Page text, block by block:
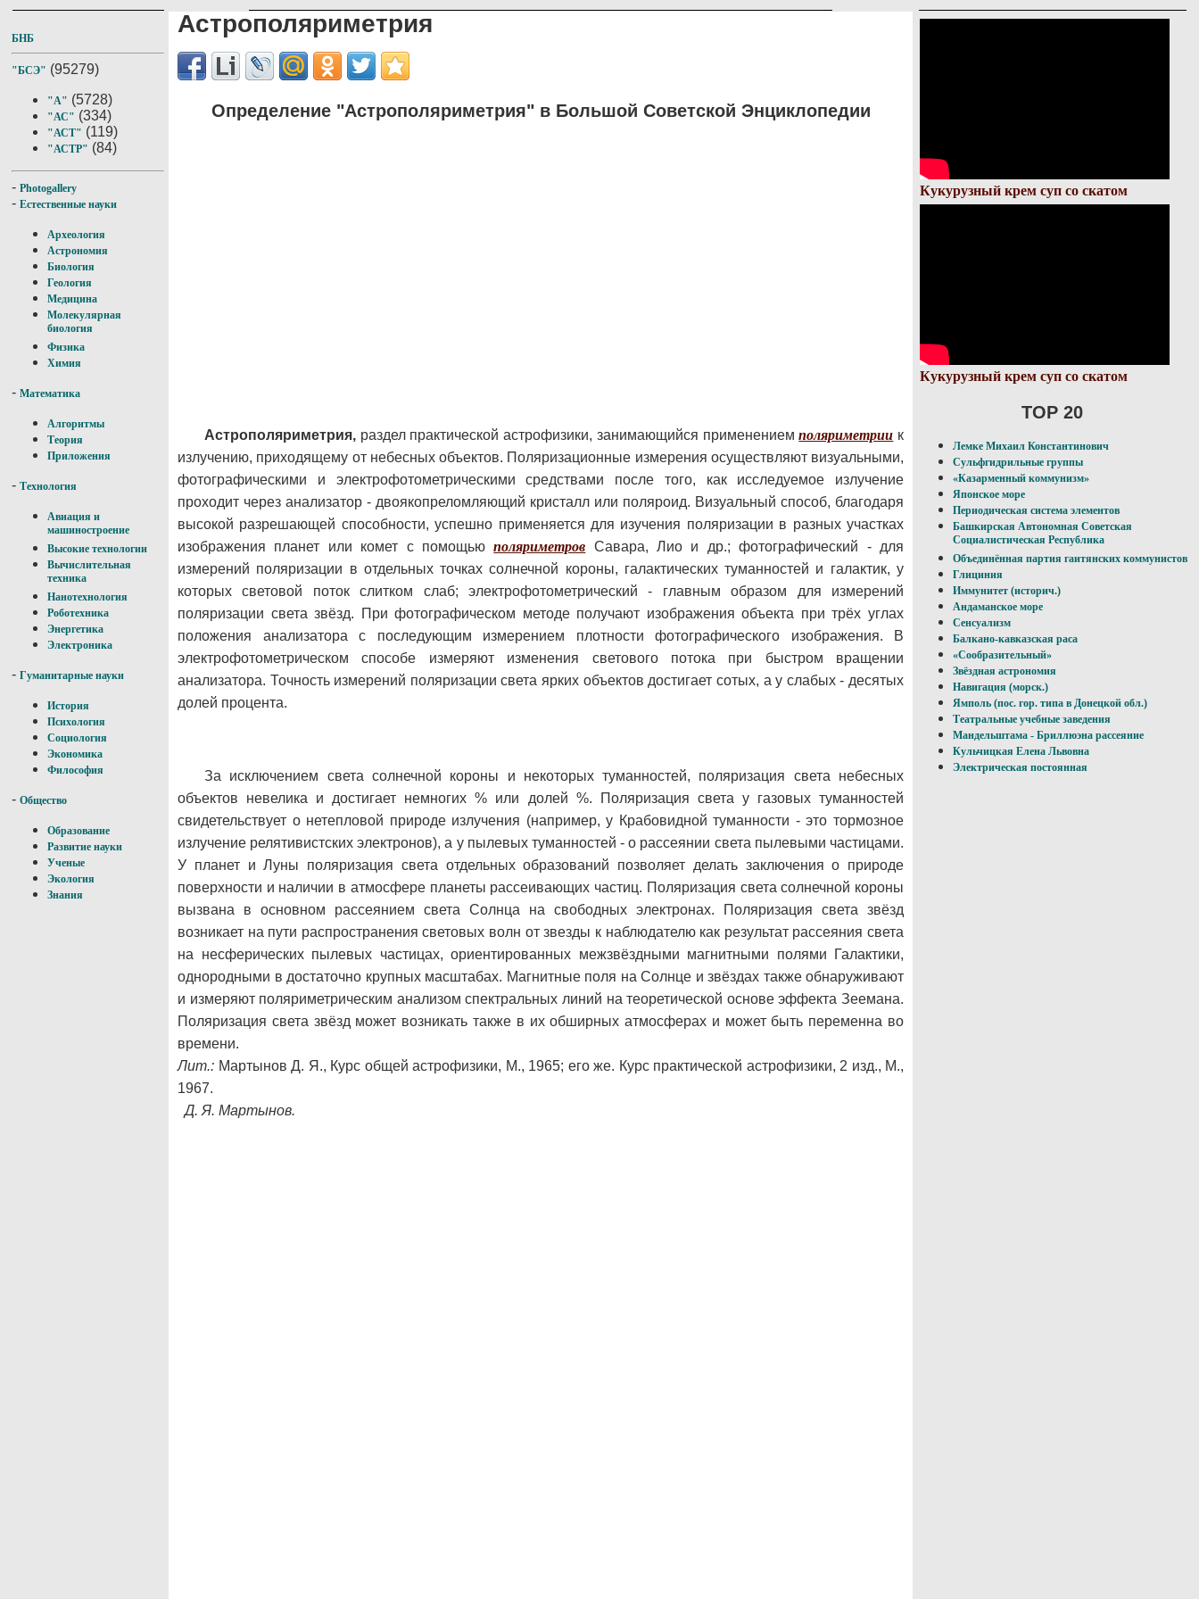
БНБ
"БСЭ" (95279)
"А" (5728)
"АС" (334)
"АСТ" (119)
"АСТР" (84)
- Photogallery
- Естественные науки
Археология
Астрономия
Биология
Геология
Медицина
Молекулярная
биология
Физика
Химия
- Математика
Алгоритмы
Теория
Приложения
- Технология
Авиация и
машиностроение
Высокие технологии
Вычислительная
техника
Нанотехнология
Роботехника
Энергетика
Электроника
- Гуманитарные науки
История
Психология
Социология
Экономика
Философия
- Общество
Образование
Развитие науки
Ученые
Экология
Знания
Астрополяриметрия
Определение "Астрополяриметрия" в Большой Советской Энциклопедии
Астрополяриметрия, раздел практической астрофизики, занимающийся применениемполяриметрии к
излучению, приходящему от небесных объектов. Поляризационные измерения осуществляют визуальными,
фотографическими и электрофотометрическими средствами после того, как исследуемое излучение
проходит через анализатор - двоякопреломляющий кристалл или поляроид. Визуальный способ, благодаря
высокой разрешающей способности, успешно применяется для изучения поляризации в разных участках
изображения планет или комет с помощьюполяриметров Савара, Лио и др.; фотографический - для
измерений поляризации в отдельных точках солнечной короны, галактических туманностей и галактик, у
которых световой поток слитком слаб; электрофотометрический - главным образом для измерений
поляризации света звёзд. При фотографическом методе получают изображения объекта при трёх углах
положения анализатора с последующим измерением плотности фотографического изображения. В
электрофотометрическом способе измеряют изменения светового потока при быстром вращении
анализатора. Точность измерений поляризации света ярких объектов достигает сотых, а у слабых - десятых
долей процента.
За исключением света солнечной короны и некоторых туманностей, поляризация света небесных
объектов невелика и достигает немногих % или долей %. Поляризация света у газовых туманностей
свидетельствует о нетепловой природе излучения (например, у Крабовидной туманности - это тормозное
излучение релятивистских электронов), а у пылевых туманностей - о рассеянии света пылевыми частицами.
У планет и Луны поляризация света отдельных образований позволяет делать заключения о природе
поверхности и наличии в атмосфере планеты рассеивающих частиц. Поляризация света солнечной короны
вызвана в основном рассеянием света Солнца на свободных электронах. Поляризация света звёзд
возникает на пути распространения световых волн от звезды к наблюдателю как результат рассеяния света
на несферических пылевых частицах, ориентированных межзвёздными магнитными полями Галактики,
однородными в достаточно крупных масштабах. Магнитные поля на Солнце и звёздах также обнаруживают
и измеряют поляриметрическим анализом спектральных линий на теоретической основе эффекта Зеемана.
Поляризация света звёзд может возникать также в их обширных атмосферах и может быть переменна во
времени.
Лит.: Мартынов Д. Я., Курс общей астрофизики, М., 1965; его же. Курс практической астрофизики, 2 изд., М.,
1967.
Д. Я. Мартынов.
Кукурузный крем суп со скатом
Кукурузный крем суп со скатом
TOP 20
Лемке Михаил Константинович
Сульфгидрильные группы
«Казарменный коммунизм»
Японское море
Периодическая система элементов
Башкирская Автономная Советская
Социалистическая Республика
Объединённая партия гаитянских коммунистов
Глициния
Иммунитет (историч.)
Андаманское море
Сенсуализм
Балкано-кавказская раса
«Сообразительный»
Звёздная астрономия
Навигация (морск.)
Ямполь (пос. гор. типа в Донецкой обл.)
Театральные учебные заведения
Мандельштама - Бриллюэна рассеяние
Кульчицкая Елена Львовна
Электрическая постоянная